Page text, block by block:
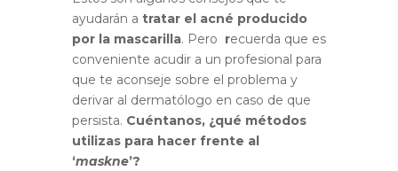
ayudarán a tratar el acné producido
por la mascarilla. Pero recuerda que es
conveniente acudir a un profesional para
que te aconseje sobre el problema y
derivar al dermatólogo en caso de que
persista. Cuéntanos, ¿qué métodos
utilizas para hacer frente al
‘maskne’?